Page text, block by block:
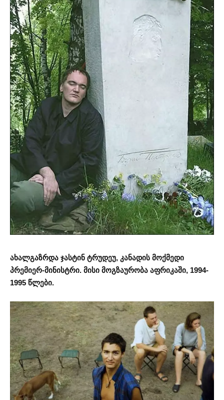
ახალგაზრდა ჯასტინ ტრუდეუ, კანადის მოქმედი
პრემიერ-მინისტრი. მისი მოგზაურობა აფრიკაში, 1994-
1995 წლები.